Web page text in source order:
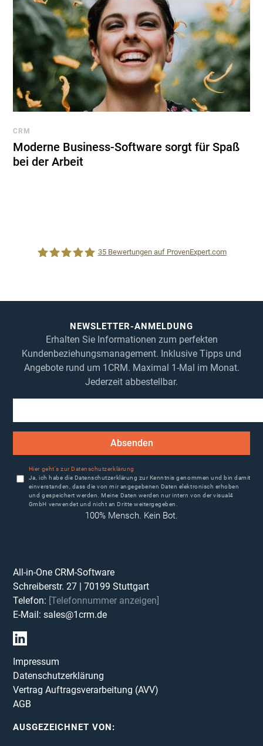
CRM
Moderne Business-Software sorgt für Spaß
bei der Arbeit
35Bewertungen auf ProvenExpert.com
NEWSLETTER-ANMELDUNG
Erhalten Sie Informationen zum perfekten
Kundenbeziehungsmanagement. Inklusive Tipps und
Angebote rund um 1CRM. Maximal 1-Mal im Monat.
Jederzeit abbestellbar.
Absenden
Hier geht's zur Datenschutzerklärung
Ja, ich habe die Datenschutzerklärung zur Kenntnis genommen und bin damit
einverstanden, dass die von mir angegebenen Daten elektronisch erhoben
und gespeichert werden. Meine Daten werden nur intern von der visual4
GmbH verwendet und nicht an Dritte weitergegeben.
100% Mensch. Kein Bot.
All-in-One CRM-Software
Schreiberstr. 27 |70199 Stuttgart
Telefon: [Telefonnummer anzeigen]
E-Mail:sales@1crm.de
Impressum
Datenschutzerklärung
Vertrag Auftragsverarbeitung (AVV)
AGB
AUSGEZEICHNET VON: